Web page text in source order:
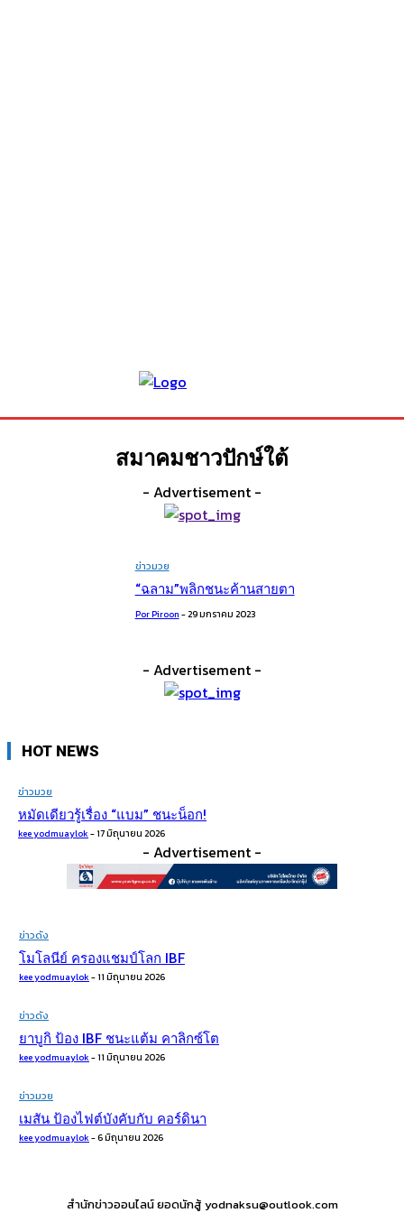
สมาคมชาวปักษ์ใต้
- Advertisement -
ข่าวมวย
“ฉลาม”พลิกชนะค้านสายตา
Por Piroon -29 มกราคม 2023
- Advertisement -
HOT NEWS
ข่าวมวย
หมัดเดียวรู้เรื่อง​ “แบม” ชนะน็อก!
kee yodmuaylok - 17 มิถุนายน 2026
- Advertisement -
ข่าวดัง
โมโลนีย์ ครองแชมป์โลก IBF
kee yodmuaylok - 11 มิถุนายน 2026
ข่าวดัง
ยาบูกิ ป้อง IBF ชนะแต้ม คาลิกซ์โต
kee yodmuaylok - 11 มิถุนายน 2026
ข่าวมวย
เมสัน ป้องไฟต์บังคับกับ คอร์ดินา
kee yodmuaylok -6 มิถุนายน 2026
สำนักข่าวออนไลน์ ยอดนักสู้ yodnaksu@outlook.com